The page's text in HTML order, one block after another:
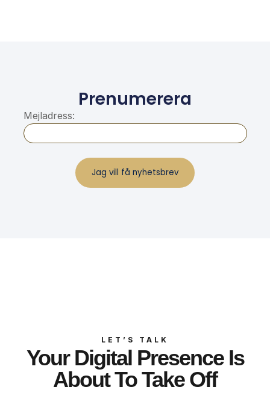
Prenumerera
Mejladress:
LET’S TALK
Your Digital Presence Is
About To Take Off